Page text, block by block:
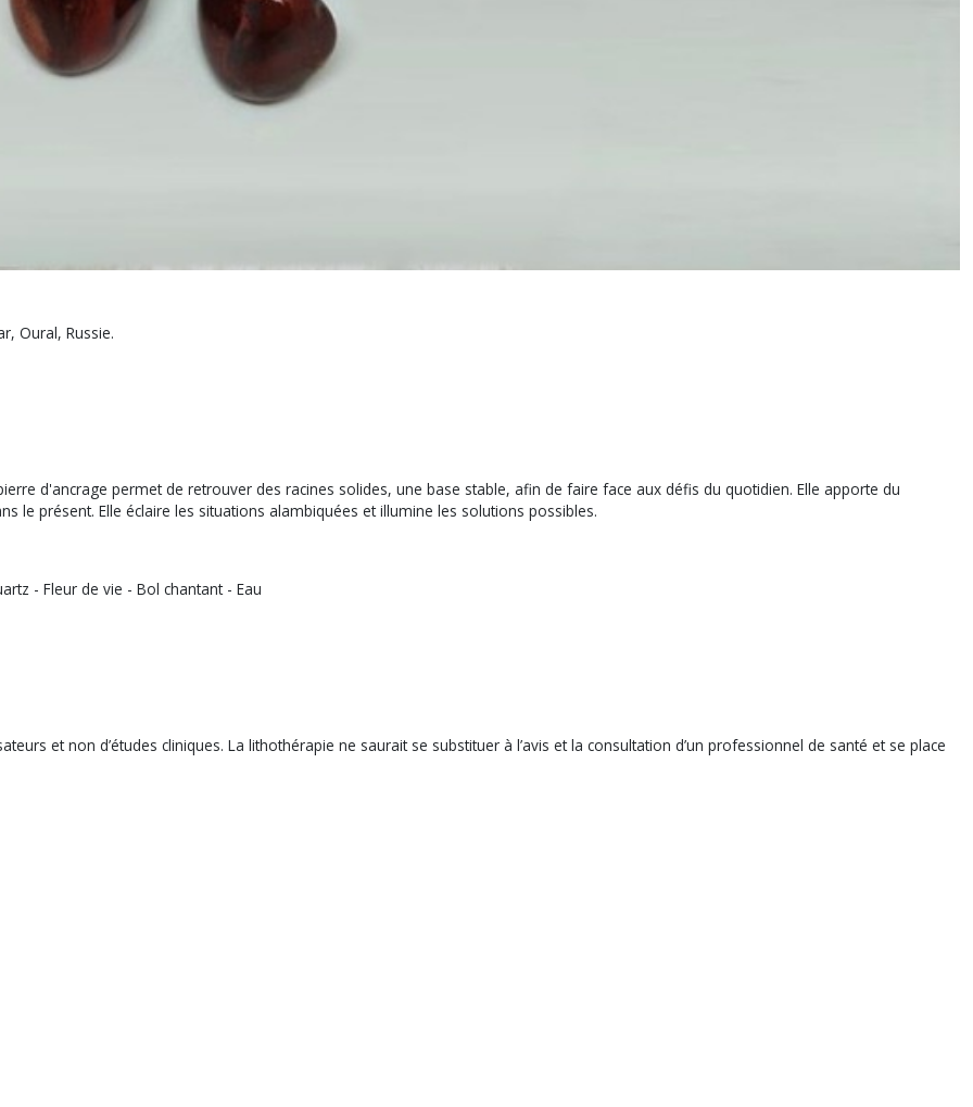
Oural, Russie.
d'ancrage permet de retrouver des racines solides, une base stable, afin de faire face aux défis du quotidien. Elle apporte du
le présent. Elle éclaire les situations alambiquées et illumine les solutions possibles.
- Fleur de vie - Bol chantant - Eau
et non d’études cliniques. La lithothérapie ne saurait se substituer à l’avis et la consultation d’un professionnel de santé et se place